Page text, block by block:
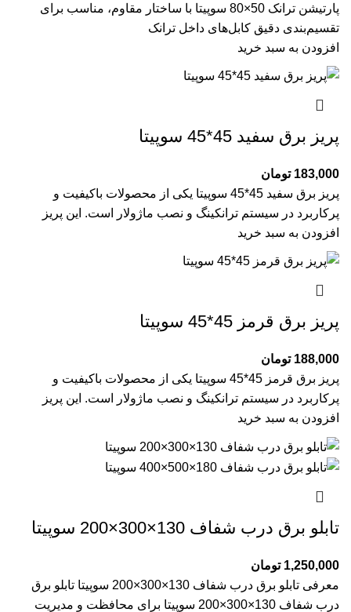
پارتیشن ترانک 50×80 سوپیتا با ساختار مقاوم، مناسب برای
تقسیم‌بندی دقیق کابل‌های داخل ترانک
افزودن به سبد خرید
پریز برق سفید 45*45 سوپیتا
183,000 تومان
پریز برق سفید 45*45 سوپیتا یکی از محصولات باکیفیت و
پرکاربرد در سیستم ترانکینگ و نصب ماژولار است. این پریز
افزودن به سبد خرید
پریز برق قرمز 45*45 سوپیتا
188,000 تومان
پریز برق قرمز 45*45 سوپیتا یکی از محصولات باکیفیت و
پرکاربرد در سیستم ترانکینگ و نصب ماژولار است. این پریز
افزودن به سبد خرید
تابلو برق درب شفاف 130×300×200 سوپیتا
1,250,000 تومان
معرفی تابلو برق درب شفاف 130×300×200 سوپیتا تابلو برق
درب شفاف 130×300×200 سوپیتا برای محافظت و مدیریت